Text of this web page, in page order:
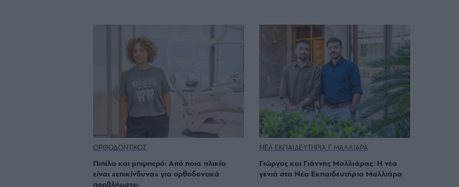
ΟΡΘΟΔΟΝΤΙΚΟΣ
Πιπίλα και μπιμπερό: Από ποια ηλικία
είναι «επικίνδυνα» για ορθοδοντικά
προβλήματα;
ΝΕΑ ΕΚΠΑΙΔΕΥΤΗΡΙΑ Γ. ΜΑΛΛΙΑΡΑ
Γιώργος και Γιάννης Μαλλιάρας: Η νέα
γενιά στα Νέα Εκπαιδευτήρια Μαλλιάρα